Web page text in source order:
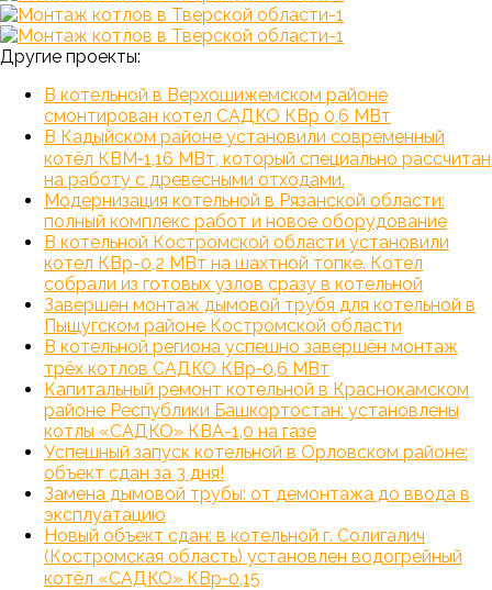
Другие проекты:
В котельной в Верхошижемском районе
смонтирован котел САДКО КВр 0,6 МВт
В Кадыйском районе установили современный
котёл КВМ‑1,16 МВт, который специально рассчитан
на работу с древесными отходами.
Модернизация котельной в Рязанской области:
полный комплекс работ и новое оборудование
В котельной Костромской области установили
котел КВр-0,2 МВт на шахтной топке. Котел
собрали из готовых узлов сразу в котельной
Завершен монтаж дымовой трубя для котельной в
Пыщугском районе Костромской области
В котельной региона успешно завершён монтаж
трёх котлов САДКО КВр‑0,6 МВт
Капитальный ремонт котельной в Краснокамском
районе Республики Башкортостан: установлены
котлы «САДКО» КВА-1,0 на газе
Успешный запуск котельной в Орловском районе:
объект сдан за 3 дня!
Замена дымовой трубы: от демонтажа до ввода в
эксплуатацию
Новый объект сдан: в котельной г. Солигалич
(Костромская область) установлен водогрейный
котёл «САДКО» КВр‑0,15